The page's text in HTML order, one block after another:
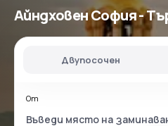
Айндховен София-
Двупосочен
От